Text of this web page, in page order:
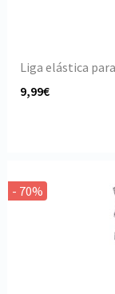
Liga elástica
9,99€
- 70%